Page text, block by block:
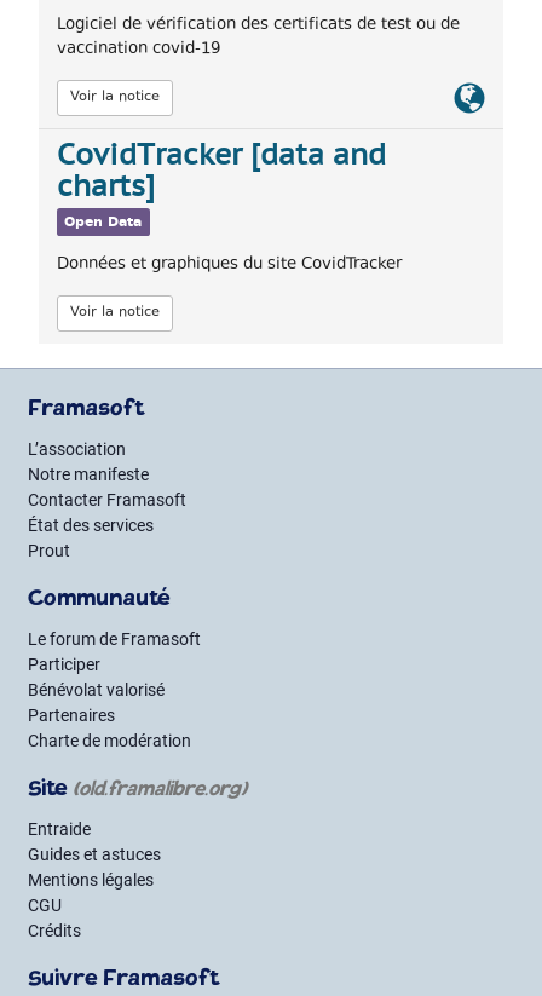
Logiciel de vérification des certificats de test ou de
vaccination covid-19
Voir la notice
Lien
CovidTracker [data and
charts]
Open Data
Données et graphiques du site CovidTracker
Voir la notice
Framasoft
L’association
Notre manifeste
Contacter Framasoft
État des services
Prout
Communauté
Le forum de Framasoft
Participer
Bénévolat valorisé
Partenaires
Charte de modération
Site (old.framalibre.org)
Entraide
Guides et astuces
Mentions légales
CGU
Crédits
Suivre Framasoft